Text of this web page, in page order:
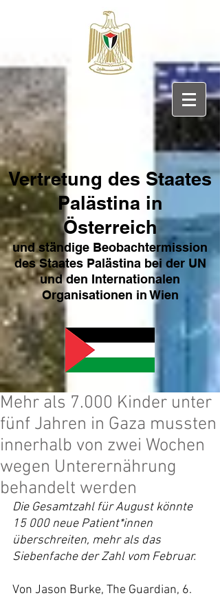
Vertretung des Staates
Palästina in
Österreich
und ständige Beobachtermission
des Staates Palästina bei der UN
und den Internationalen
Organisationen in Wien
Mehr als 7.000 Kinder unter
fünf Jahren in Gaza mussten
innerhalb von zwei Wochen
wegen Unterernährung
behandelt werden
Die Gesamtzahl für August könnte
15 000 neue Patient*innen
überschreiten, mehr als das
Siebenfache der Zahl vom Februar.
Von Jason Burke, The Guardian, 6.